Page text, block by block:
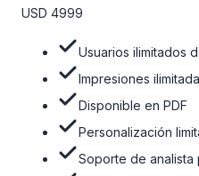
opción de actualización
la tabla de precios a
USD 4999
Usuarios ilimitados
Impresiones
Disponible en PDF
Personalización
Soporte de analista